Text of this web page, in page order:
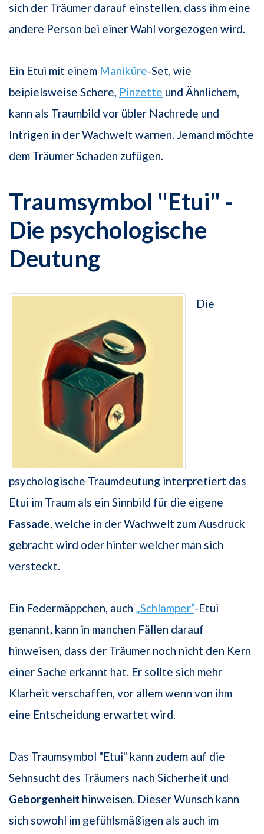
sich der Träumer darauf einstellen, dass ihm eine
andere Person bei einer Wahl vorgezogen wird.
Ein Etui mit einem Maniküre-Set, wie
beipielsweise Schere, Pinzette und Ähnlichem,
kann als Traumbild vor übler Nachrede und
Intrigen in der Wachwelt warnen. Jemand möchte
dem Träumer Schaden zufügen.
Traumsymbol "Etui" -
Die psychologische
Deutung
Die
psychologische Traumdeutung interpretiert das
Etui im Traum als ein Sinnbild für die eigene
Fassade, welche in der Wachwelt zum Ausdruck
gebracht wird oder hinter welcher man sich
versteckt.
Ein Federmäppchen, auch „Schlamper“-Etui
genannt, kann in manchen Fällen darauf
hinweisen, dass der Träumer noch nicht den Kern
einer Sache erkannt hat. Er sollte sich mehr
Klarheit verschaffen, vor allem wenn von ihm
eine Entscheidung erwartet wird.
Das Traumsymbol "Etui" kann zudem auf die
Sehnsucht des Träumers nach Sicherheit und
Geborgenheit hinweisen. Dieser Wunsch kann
sich sowohl im gefühlsmäßigen als auch im